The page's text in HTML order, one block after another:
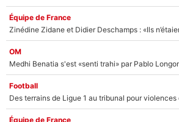
Équipe de France
OM
Football
Équipe de France